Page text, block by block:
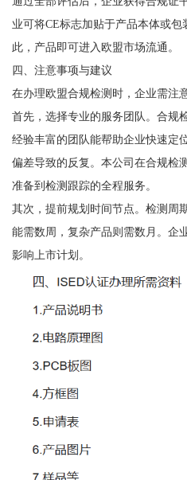
业可将CE标志加贴于产品本体或
此，产品即可进入欧盟市场流通。
四、注意事项与建议
在办理欧盟合规检测时，企业需注
首先，选择专业的服务团队。合规
经验丰富的团队能帮助企业快速定
偏差导致的反复。本公司在合规检
准备到检测跟踪的全程服务。
其次，提前规划时间节点。检测周
能需数周，复杂产品则需数月。企
影响上市计划。